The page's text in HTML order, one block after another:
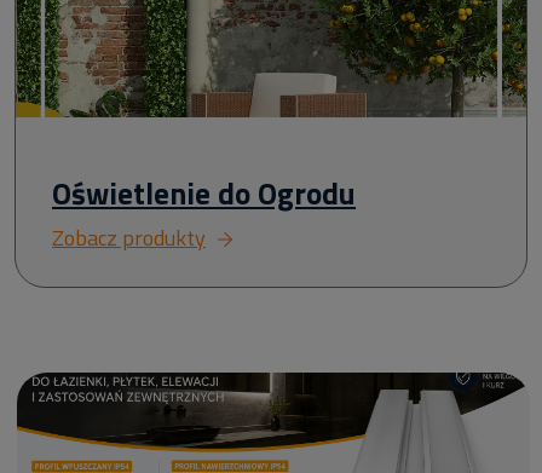
Oświetlenie do Ogrodu
Zobacz produkty